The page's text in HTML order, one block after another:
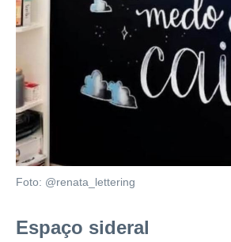
Foto: @renata_lettering
Espaço sideral